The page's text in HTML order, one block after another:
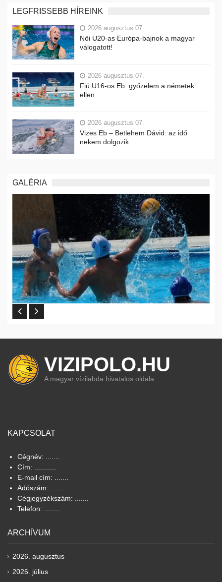
LEGFRISSEBB HÍREINK
2026 augusztus 07.
Női U20-as Európa-bajnok a magyar
válogatott!
2026 augusztus 07.
Fiú U16-os Eb: győzelem a németek
ellen
2026 augusztus 07.
Vizes Eb – Betlehem Dávid: az idő
nekem dolgozik
GALÉRIA
VIZIPOLO.HU
A magyar vízilabda hivatalos oldala
KAPCSOLAT
Cégnév: .......
Cím: ...........
E-mail cím: .......
Adószám: ........
Cégjegyzékszám: .......
Telefon: ........
ARCHÍVUM
2026. augusztus
2026. július